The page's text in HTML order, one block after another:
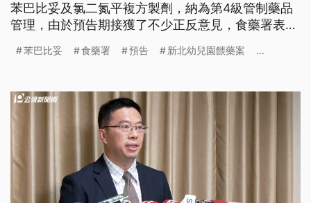
苯巴比妥及氯二氮平複方製劑，納為第4級管制藥品
管理，由於預告期接獲了不少正反意見，食藥署表
一段時間讓大家做準備。
苯巴比妥 食藥署 預告 新北幼兒園餵藥案 ...